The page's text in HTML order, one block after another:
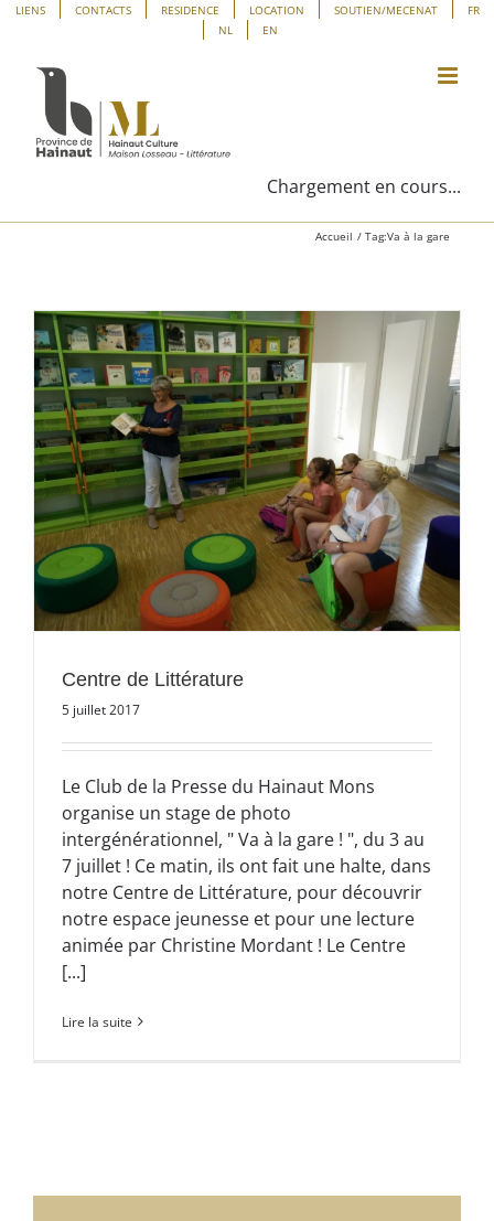
Panneau de gestion des cookies
Passer
contenu
LIENS CONTACTS RESIDENCE LOCATION SOUTIEN/MECENAT
FR
NL
EN
Chargement en cours...
Accueil Tag:Va à la gare
Centre de Littérature
5 juillet 2017
Le Club de la Presse du Hainaut Mons
organise un stage de photo
intergénérationnel, " Va à la gare ! ", du 3 au
7 juillet ! Ce matin, ils ont fait une halte, dans
notre Centre de Littérature, pour découvrir
notre espace jeunesse et pour une lecture
animée par Christine Mordant ! Le Centre
[...]
Lire la suite